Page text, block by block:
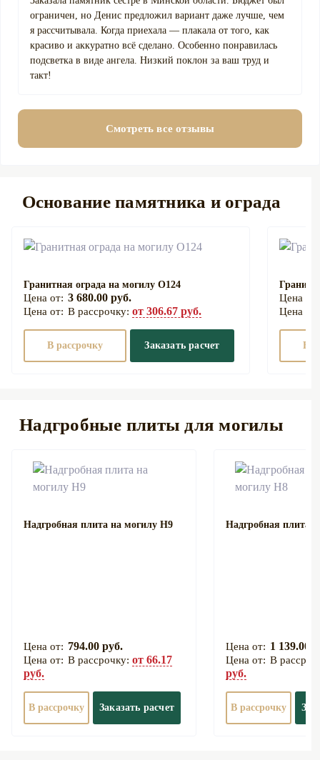
ограничен, но Денис предложил вариант даже лучше, чем
я рассчитывала. Когда приехала — плакала от того, как
красиво и аккуратно всё сделано. Особенно понравилась
подсветка в виде ангела. Низкий поклон за ваш труд и
такт!
Смотреть все отзывы
Основание памятника и ограда
Гранитная ограда на могилу О124
3 680.00 руб.
В рассрочку: от 306.67 руб.
В рассрочку Заказать расчет В
Надгробные плиты для могилы
Надгробная плита на могилу Н9
794.00 руб.
В рассрочку: от 66.17
руб.
В рассрочку Заказать расчет
Надгробная плита
1 139.00
В
руб.
В рассрочку